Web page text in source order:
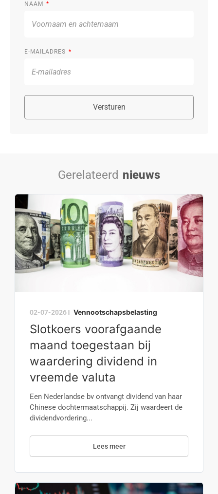
NAAM
E-MAILADRES
Versturen
Gerelateerd nieuws
02-07-2026 | Vennootschapsbelasting
Slotkoers voorafgaande
maand toegestaan bij
waardering dividend in
vreemde valuta
Een Nederlandse bv ontvangt dividend van haar
Chinese dochtermaatschappij. Zij waardeert de
dividendvordering...
Lees meer